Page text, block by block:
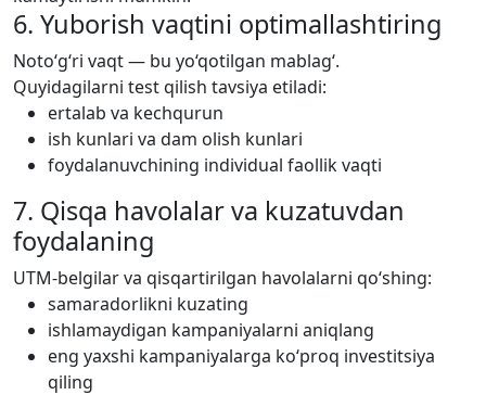
6. Yuborish vaqtini optimallashtiring
Noto‘g‘ri vaqt — bu yo‘qotilgan mablag‘.
Quyidagilarni test qilish tavsiya etiladi:
ertalab va kechqurun
ish kunlari va dam olish kunlari
foydalanuvchining individual faollik vaqti
7. Qisqa havolalar va kuzatuvdan
foydalaning
UTM-belgilar va qisqartirilgan havolalarni qo‘shing:
samaradorlikni kuzating
ishlamaydigan kampaniyalarni aniqlang
eng yaxshi kampaniyalarga ko‘proq investitsiya
qiling